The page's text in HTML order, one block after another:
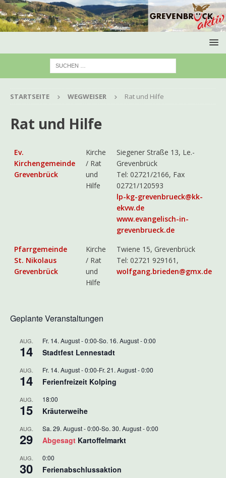
STARTSEITE WEGWEISER Rat und Hilfe
Rat und Hilfe
Ev.
Kirchengemeinde
Grevenbrück
Kirche
/ Rat
und
Hilfe
Siegener Straße 13, Le.-
Grevenbrück
Tel: 02721/2166, Fax
02721/120593
lp-kg-grevenbrueck@kk-
ekvw.de
www.evangelisch-in-
grevenbrueck.de
Pfarrgemeinde
St. Nikolaus
Grevenbrück
Kirche
/ Rat
und
Hilfe
Twiene 15, Grevenbrück
Tel: 02721 929161,
wolfgang.brieden@gmx.de
Geplante Veranstaltungen
AUG.
14
Fr. 14. August - 0:00-So. 16. August - 0:00
Stadtfest Lennestadt
AUG.
14
Fr. 14. August - 0:00-Fr. 21. August - 0:00
Ferienfreizeit Kolping
AUG.
15
18:00
Kräuterweihe
AUG.
29
Sa. 29. August - 0:00-So. 30. August - 0:00
Abgesagt Kartoffelmarkt
AUG.
30
0:00
Ferienabschlussaktion